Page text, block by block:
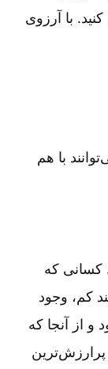
با آرزوی
با هم
کسانی که
کم، وجود
و از آنجا که